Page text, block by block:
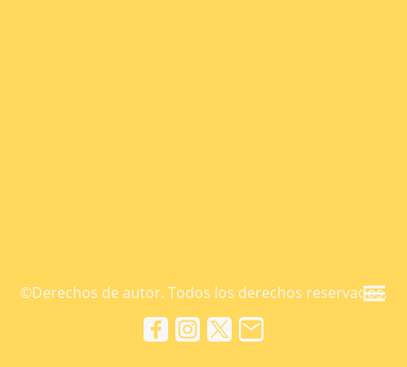
©Derechos de autor. Todos los derechos reservados.